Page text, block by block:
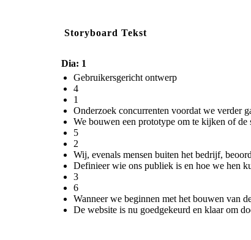
Storyboard Tekst
Dia: 1
Gebruikersgericht ontwerp
4
1
Onderzoek concurrenten voordat we verder
We bouwen een prototype om te kijken of
5
2
Wij, evenals mensen buiten het bedrijf,
Definieer wie ons publiek is en hoe we hen
3
6
Wanneer we beginnen met het bouwen van
De website is nu goedgekeurd en klaar om